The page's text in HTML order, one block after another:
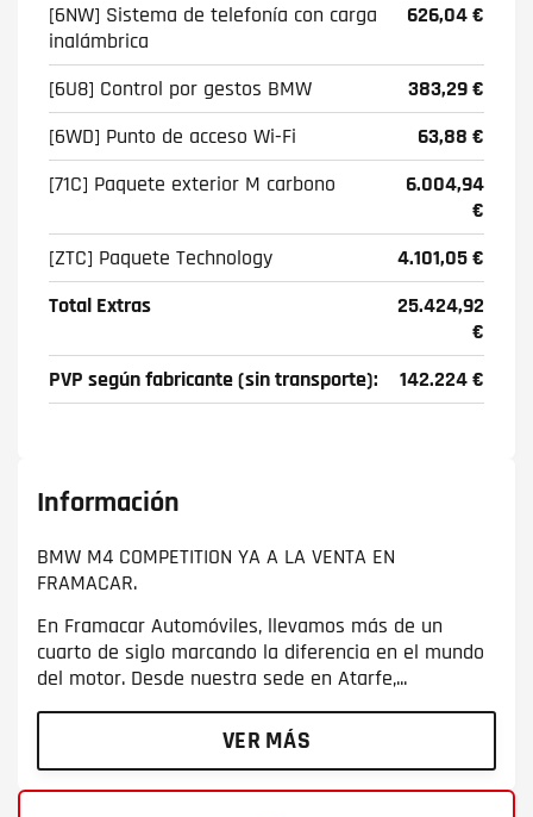
[6NW] Sistema de telefonía con carga
inalámbrica
626,04 €
[6U8] Control por gestos BMW
383,29 €
[6WD] Punto de acceso Wi-Fi
63,88 €
[71C] Paquete exterior M carbono
6.004,94
€
[ZTC] Paquete Technology
4.101,05 €
Total Extras
25.424,92
€
PVP según fabricante (sin transporte):
142.224 €
Información
BMW M4 COMPETITION YA A LA VENTA EN
FRAMACAR.
En Framacar Automóviles, llevamos más de un
cuarto de siglo marcando la diferencia en el mundo
del motor. Desde nuestra sede en Atarfe,...
VER MÁS